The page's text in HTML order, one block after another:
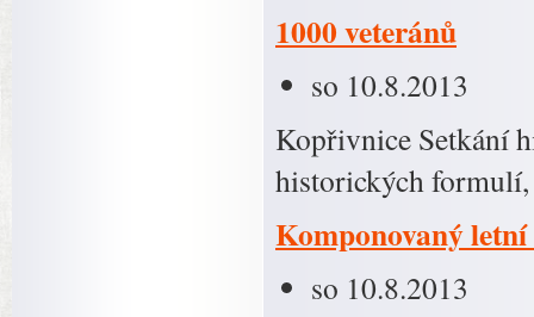
1000 veteránů
so 10.8.2013
Kopřivnice Setkání
historických
Komponovaný
so 10.8.2013